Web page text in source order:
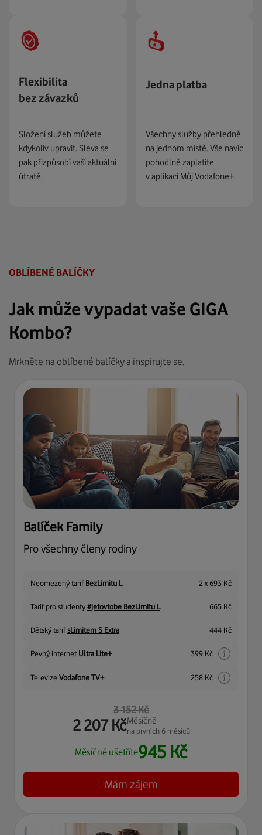
Flexibilita
bez závazků
Složení služeb můžete
kdykoliv upravit. Sleva se
pak přizpůsobí vaší aktuální
útratě.
Jedna platba
Všechny služby přehledně
na jednom místě. Vše navíc
pohodlně zaplatíte
v aplikaci Můj Vodafone+.
OBLÍBENÉ BALÍČKY
Jak může vypadat vaše GIGA
Kombo?
Mrkněte na oblíbené balíčky a inspirujte se.
Balíček Family
Pro všechny členy rodiny
Neomezený tarif BezLimitu L 2 x 693 Kč
Tarif pro studenty#jetovtobe BezLimitu L 665 Kč
Dětský tarifsLimitem S Extra 444 Kč
Pevný internet Ultra Lite+ 399 Kč
Televize Vodafone TV+ 258 Kč
3 152Kč
2 207 KčMěsíčně
na prvních 6 měsíců
Měsíčně ušetříte945 Kč
Mám zájem